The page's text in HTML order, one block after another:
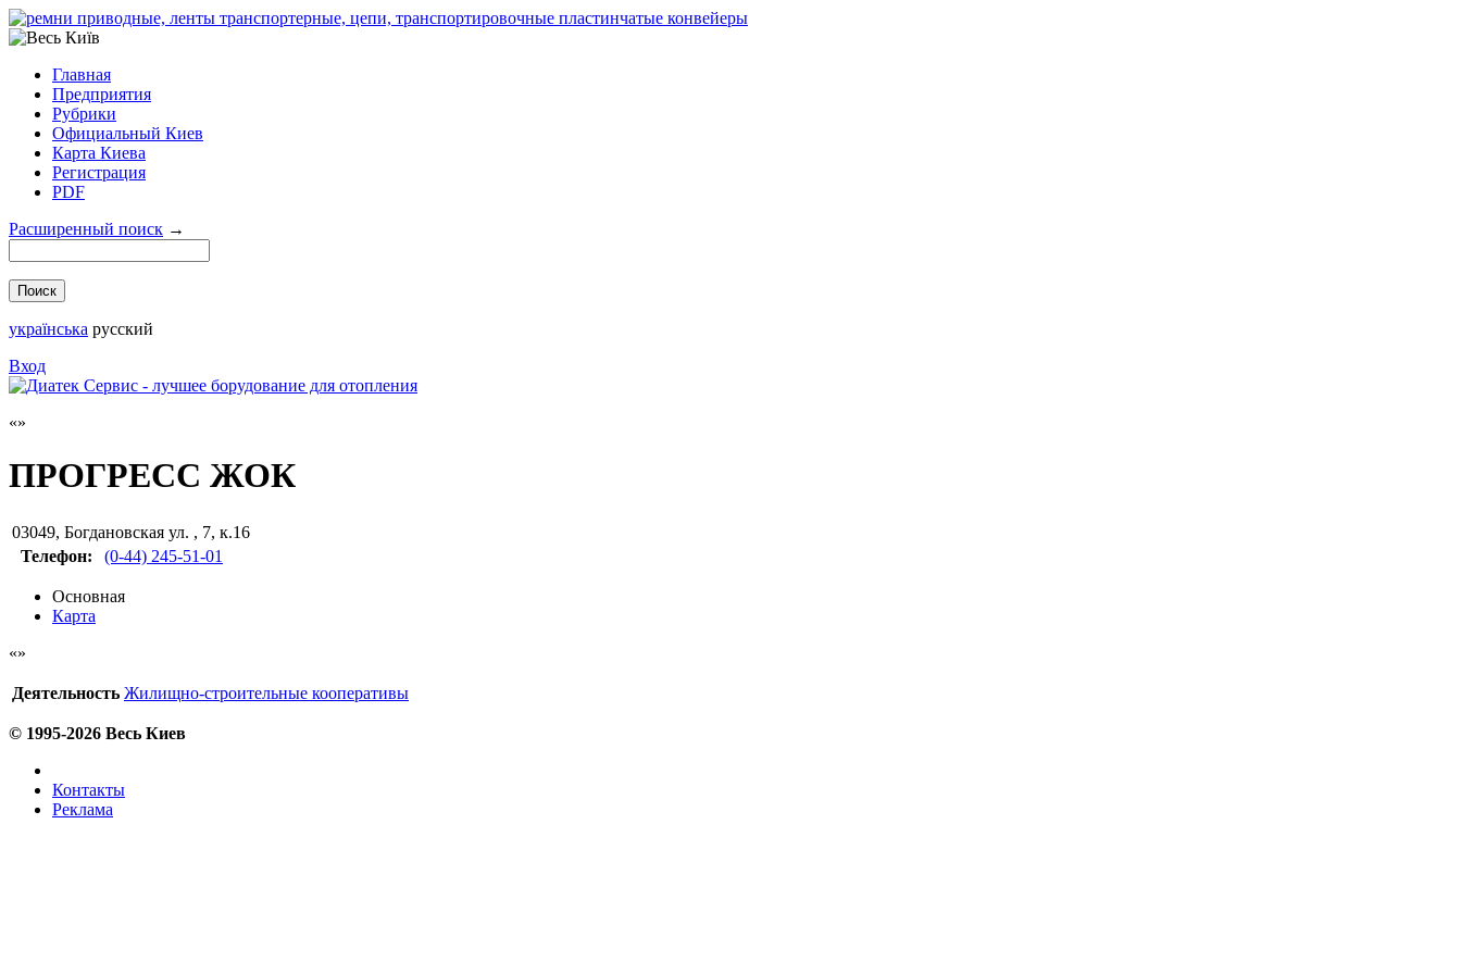
Главная
Предприятия
Рубрики
Официальный Киев
Карта Киева
Регистрация
PDF
Расширенный поиск →
українська русский
Вход
ПРОГРЕСС ЖОК
03049, Богдановская ул. , 7, к.16
Телефон:
(0-44) 245-51-01
Основная
Карта
Деятельность Жилищно-строительные кооперативы
© 1995-2026 Весь Киев
Контакты
Реклама